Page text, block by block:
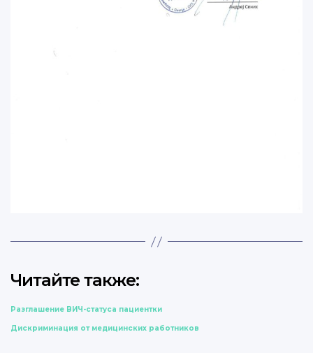
Читайте также:
Разглашение ВИЧ-статуса пациентки
Дискриминация от медицинских работников